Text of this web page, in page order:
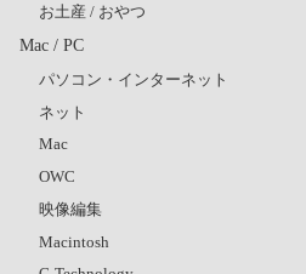
お土産 / おやつ
Mac / PC
パソコン・インターネット
ネット
Mac
OWC
映像編集
Macintosh